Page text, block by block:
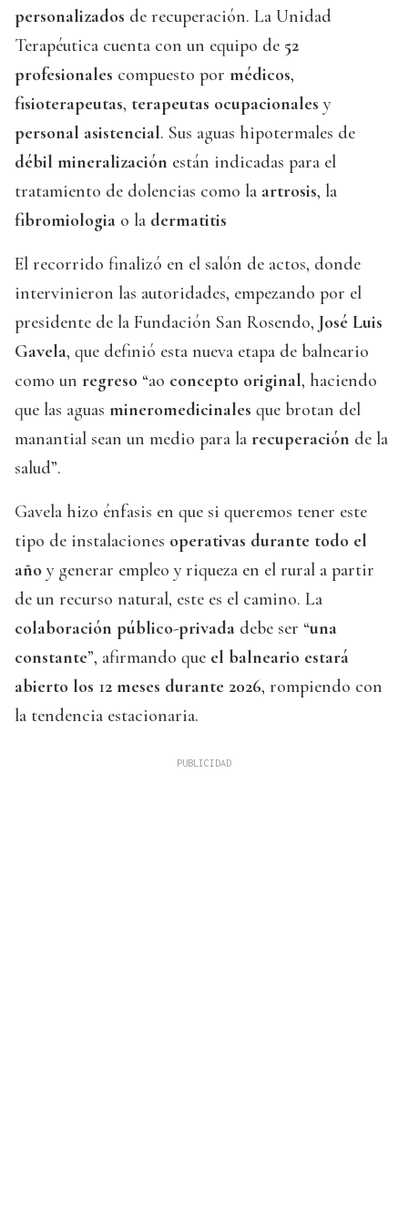
personalizados de recuperación. La Unidad
Terapéutica cuenta con un equipo de 52
profesionales compuesto por médicos,
fisioterapeutas, terapeutas ocupacionales y
personal asistencial. Sus aguas hipotermales de
débil mineralización están indicadas para el
tratamiento de dolencias como la artrosis, la
fibromiologia o la dermatitis
El recorrido finalizó en el salón de actos, donde
intervinieron las autoridades, empezando por el
presidente de la Fundación San Rosendo, José Luis
Gavela, que definió esta nueva etapa de balneario
como un regreso “ao concepto original, haciendo
que las aguas mineromedicinales que brotan del
manantial sean un medio para la recuperación de la
salud”.
Gavela hizo énfasis en que si queremos tener este
tipo de instalaciones operativas durante todo el
año y generar empleo y riqueza en el rural a partir
de un recurso natural, este es el camino. La
colaboración público-privada debe ser “una
constante”, afirmando que el balneario estará
abierto los 12 meses durante 2026, rompiendo con
la tendencia estacionaria.